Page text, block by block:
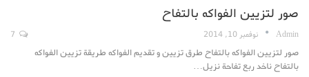
صور لتزيين الفواكه بالتفاح
Admin نوفمبر 10, 2014
صور لتزيين الفواكه بالتفاح طرق تزيين و تقديم الفواكه طريقة تزيين الفواكه
بالتفاح ناخد ربع تفاحة نزيل…